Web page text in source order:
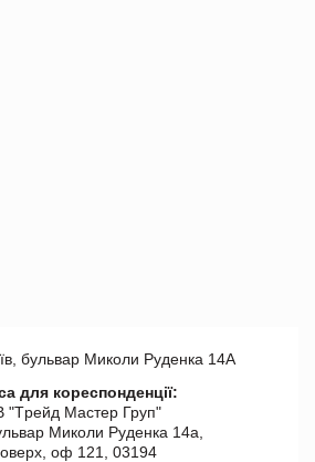
бульвар Миколи Руденка 14А
для кореспонденції:
"Tрейд Мастер Груп"
Миколи Руденка 14а,
оф 121, 03194